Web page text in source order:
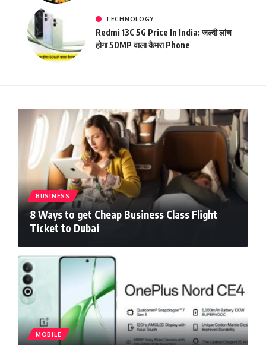
TECHNOLOGY
Redmi 13C 5G Price In India: जल्दी लांच
होगा 50MP वाला कैमरा Phone
BUSINESS
8 Ways to get Cheap Business Class Flight
Ticket to Dubai
MOBILE